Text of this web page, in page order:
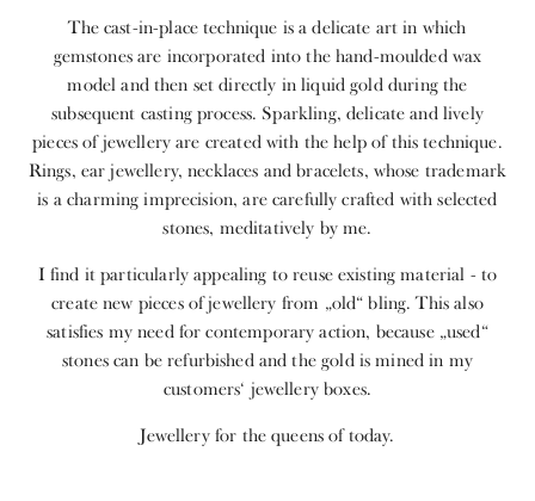
The cast-in-place technique is a delicate art in which
gemstones are incorporated into the hand-moulded wax
model and then set directly in liquid gold during the
subsequent casting process. Sparkling, delicate and lively
pieces of jewellery are created with the help of this technique.
Rings, ear jewellery, necklaces and bracelets, whose trademark
is a charming imprecision, are carefully crafted with selected
stones, meditatively by me.
I find it particularly appealing to reuse existing material - to
create new pieces of jewellery from „old“ bling. This also
satisfies my need for contemporary action, because „used“
stones can be refurbished and the gold is mined in my
customers‘ jewellery boxes.
Jewellery for the queens of today.